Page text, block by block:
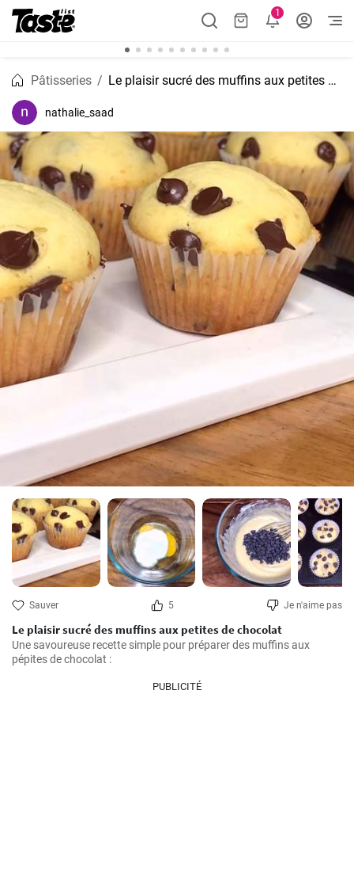
1
Pâtisseries Le plaisir sucré des muffins aux petites de chocolat
nathalie_saad
Sauver 5 Je n'aime pas
Le plaisir sucré des muffins aux petites de chocolat
Une savoureuse recette simple pour préparer des muffins aux
pépites de chocolat :
PUBLICITÉ